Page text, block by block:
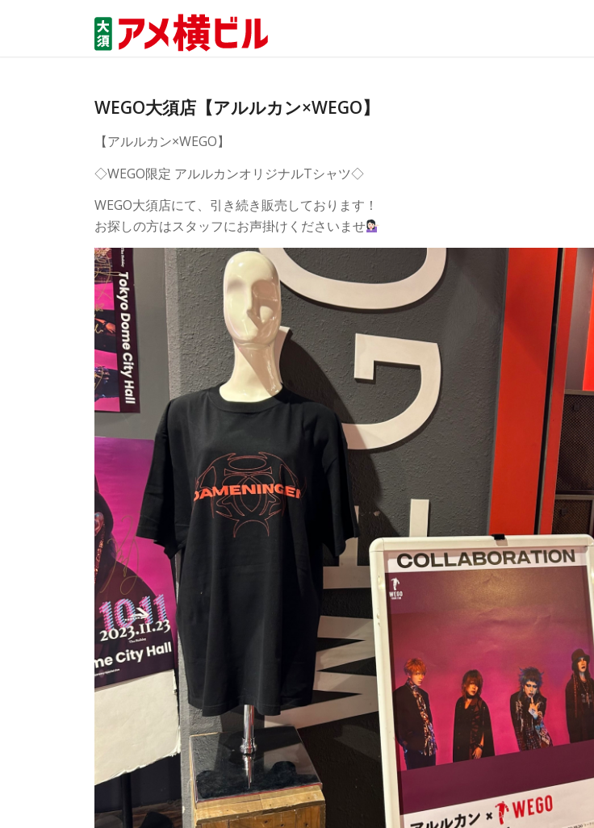
WEGO大須店【アルルカン×WEGO】
【アルルカン×WEGO】
◇WEGO限定 アルルカンオリジナルTシャツ◇
WEGO大須店にて、引き続き販売しております！
お探しの方はスタッフにお声掛けくださいませ